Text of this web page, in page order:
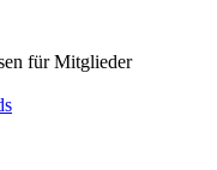
für Mitglieder